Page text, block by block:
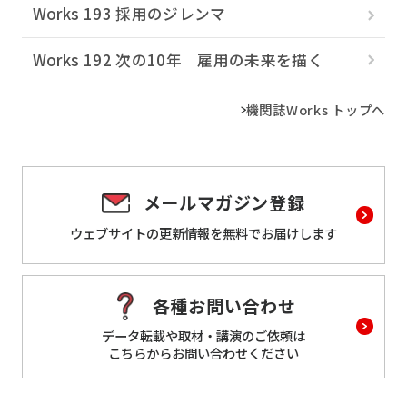
Works 193 採用のジレンマ
Works 192 次の10年 雇用の未来を描く
機関誌Works トップへ
メールマガジン登録
ウェブサイトの更新情報を無料でお届けします
各種お問い合わせ
データ転載や取材・講演のご依頼は
こちらからお問い合わせください